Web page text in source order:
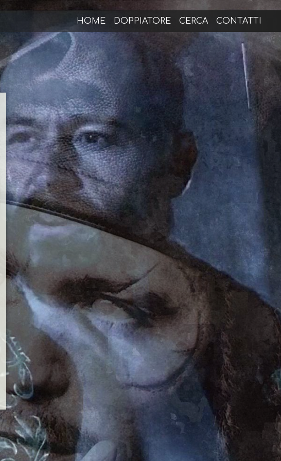
HOME DOPPIATORE CERCA CONTATTI